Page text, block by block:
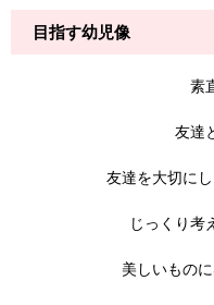
目指す幼児像
素
友達
友達を大切に
じっくり考
美しいもの